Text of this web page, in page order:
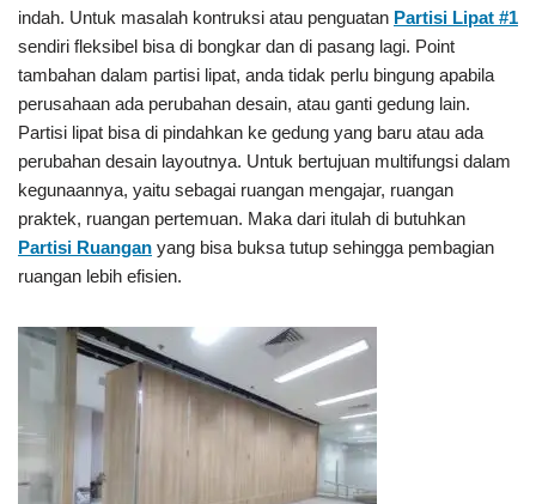
indah. Untuk masalah kontruksi atau penguatan Partisi Lipat #1
sendiri fleksibel bisa di bongkar dan di pasang lagi. Point
tambahan dalam partisi lipat, anda tidak perlu bingung apabila
perusahaan ada perubahan desain, atau ganti gedung lain.
Partisi lipat bisa di pindahkan ke gedung yang baru atau ada
perubahan desain layoutnya. Untuk bertujuan multifungsi dalam
kegunaannya, yaitu sebagai ruangan mengajar, ruangan
praktek, ruangan pertemuan. Maka dari itulah di butuhkan
Partisi Ruangan yang bisa buksa tutup sehingga pembagian
ruangan lebih efisien.